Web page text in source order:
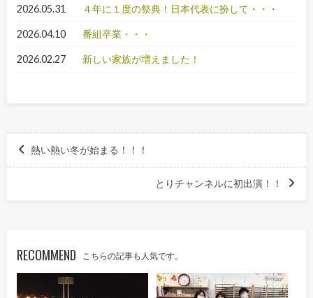
2026.05.31 ４年に１度の祭典！日本代表に扮して・・・
2026.04.10 番組卒業・・・
2026.02.27 新しい家族が増えました！
熱い熱い冬が始まる！！！
とりチャンネルに初出演！！
RECOMMEND こちらの記事も人気です。